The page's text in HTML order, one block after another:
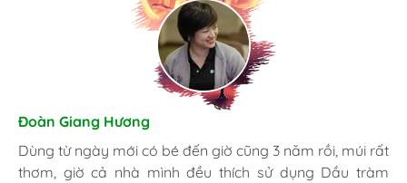
Hương Suri
Đã mua nhiều lần, giờ trong nhà lúc nào cũng phải có
chai Dầu tràm Cung Đình, bị cái gì cũng có thể sử dụng
Đoàn Giang Hương
Dùng từ ngày mới có bé đến giờ cũng 3 năm rồi, múi rất
thơm, giờ cả nhà mình đều thích sử dụng Dầu tràm
Nhã An
Là một người khá kỹ tính, tôi luôn luôn lựa chọn những
sản phẩm tốt nhất. Và đây là nơi tôi đặt trọng niềm tin.